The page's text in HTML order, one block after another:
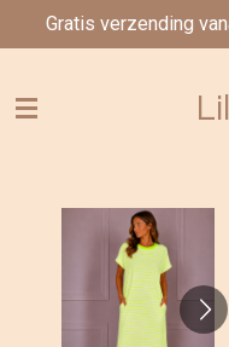
direct
de
Gratis verzending